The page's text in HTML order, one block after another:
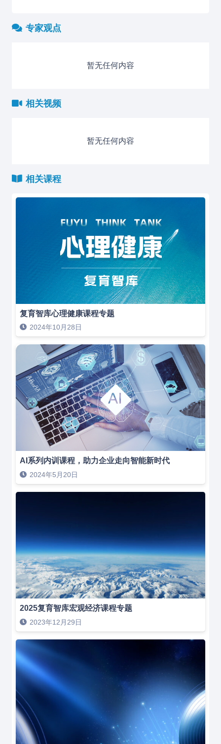
专家观点
暂无任何内容
相关视频
暂无任何内容
相关课程
复育智库心理健康课程专题
2024年10月28日
AI系列内训课程，助力企业走向智能新时代
2024年5月20日
2025复育智库宏观经济课程专题
2023年12月29日